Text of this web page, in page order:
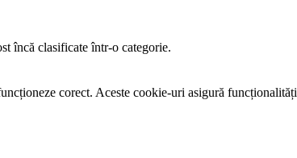
încă clasificate într-o categorie.
corect. Aceste cookie-uri asigură